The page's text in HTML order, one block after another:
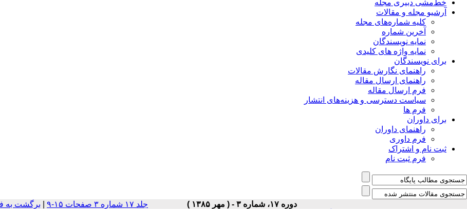
خط‌مشی دبیری مجله
آرشیو مجله و مقالات
کلیه شماره‌های مجله
آخرین شماره
نمایه نویسندگان
نمایه واژه های کلیدی
برای نویسندگان
راهنمای نگارش مقالات
راهنمای ارسال مقاله
فرم ارسال مقاله
سیاست دسترسی و هزینه‌های انتشار
فرم ها
برای داوران
راهنمای داوران
فرم داوری
ثبت نام و اشتراک
فرم ثبت نام
دوره ۱۷، شماره ۳ - ( مهر ۱۳۸۵ ) جلد ۱۷ شماره ۳ صفحات ۱۵-۹ برگشت به